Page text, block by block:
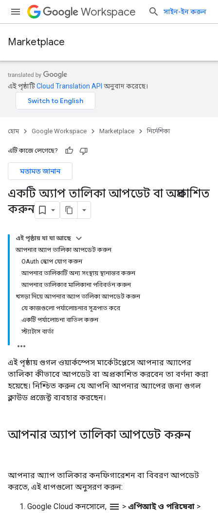
Workspace সাইন-ইন করুন
Marketplace
এই পৃষ্ঠাটিCloud Translation API অনুবাদ করেছে।
হোম Google Workspace Marketplace নির্দেশিকা
এটি কাজে লেগেছে?
মতামত জানান
একটি অ্যাপ তালিকা আপডেট বা অপ্রকাশিত
করুন
এই পৃষ্ঠায় যা যা আছে
আপনার অ্যাপ তালিকা আপডেট করুন
OAuth স্কোপ যোগ করুন
আপনার তালিকাটি অন্য সংস্থায় স্থানান্তর করুন
আপনার তালিকার মালিকানা পরিবর্তন করুন
খসড়া দিয়ে আপনার অ্যাপ তালিকা আপডেট করুন
যে কাজগুলো পর্যালোচনার সূত্রপাত করে
একটি পর্যালোচনা বাতিল করুন
স্ট্যাটাস বার্তা
এই পৃষ্ঠায় গুগল ওয়ার্কস্পেস মার্কেটপ্লেসে আপনার অ্যাপের
তালিকা কীভাবে আপডেট বা অপ্রকাশিত করবেন তা বর্ণনা করা
হয়েছে। নিশ্চিত করুন যে আপনি আপনার অ্যাপের জন্য গুগল
ক্লাউড প্রজেক্ট ব্যবহার করছেন।
আপনার অ্যাপ তালিকা আপডেট করুন
আপনার অ্যাপ তালিকার কনফিগারেশন বা বিবরণ আপডেট
করতে, এই ধাপগুলো অনুসরণ করুন:
Google Cloud কনসোলে, menu > এপিআই ও পরিষেবা >